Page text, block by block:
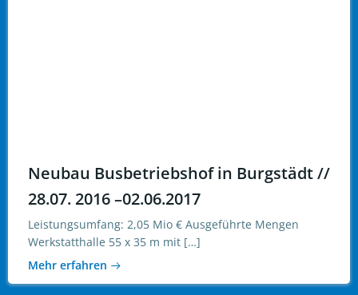
Neubau Busbetriebshof in Burgstädt //
28.07. 2016 –02.06.2017
Leistungsumfang: 2,05 Mio € Ausgeführte Mengen
Werkstatthalle 55 x 35 m mit […]
Mehr erfahren